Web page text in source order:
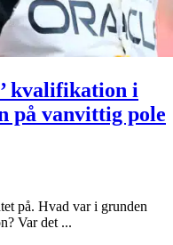
kvalifikation i
på vanvittig pole
på. Hvad var i grunden
Var det ...